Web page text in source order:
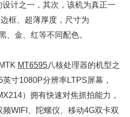
计之一，其次，该机为真正一
框、超薄厚度，尺寸为
、金、红等不同配色。
MT6595八核处理器的机型之
寸1080P分辨率LTPS屏幕，
）拥有快速对焦抓拍能力，
WIFI、陀螺仪、移动4G双卡双